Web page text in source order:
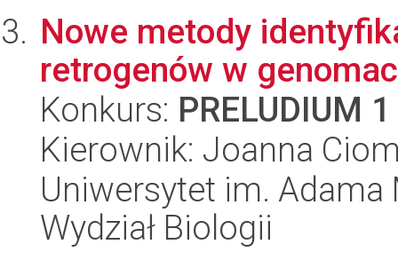
Nowe metody
retrogenów w
Konkurs: PRELUDIUM 1
Kierownik: Joanna
Uniwersytet im.
Wydział Biologii